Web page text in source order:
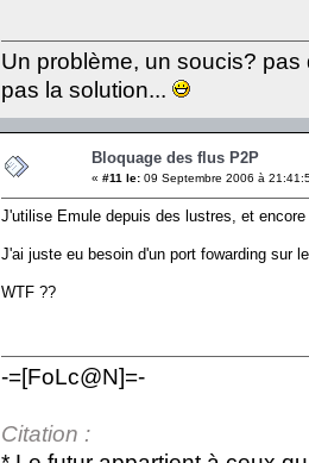
Un problème, un soucis?
pas la solution...
Bloquage des flus P2P
« #11 le: 09 Septembre 2006 à
J'utilise Emule depuis des lustres, et
J'ai juste eu besoin d'un port fowarding sur
WTF ??
-=[FoLc@N]=-
Citation :